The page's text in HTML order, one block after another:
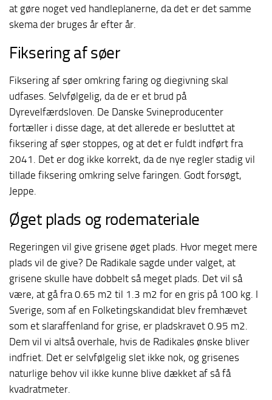
at gøre noget ved handleplanerne, da det er det samme
skema der bruges år efter år.
Fiksering af søer
Fiksering af søer omkring faring og diegivning skal
udfases. Selvfølgelig, da de er et brud på
Dyrevelfærdsloven. De Danske Svineproducenter
fortæller i disse dage, at det allerede er besluttet at
fiksering af søer stoppes, og at det er fuldt indført fra
2041. Det er dog ikke korrekt, da de nye regler stadig vil
tillade fiksering omkring selve faringen. Godt forsøgt,
Jeppe.
Øget plads og rodemateriale
Regeringen vil give grisene øget plads. Hvor meget mere
plads vil de give? De Radikale sagde under valget, at
grisene skulle have dobbelt så meget plads. Det vil så
være, at gå fra 0.65 m2 til 1.3 m2 for en gris på 100 kg. I
Sverige, som af en Folketingskandidat blev fremhævet
som et slaraffenland for grise, er pladskravet 0.95 m2.
Dem vil vi altså overhale, hvis de Radikales ønske bliver
indfriet. Det er selvfølgelig slet ikke nok, og grisenes
naturlige behov vil ikke kunne blive dækket af så få
kvadratmeter.